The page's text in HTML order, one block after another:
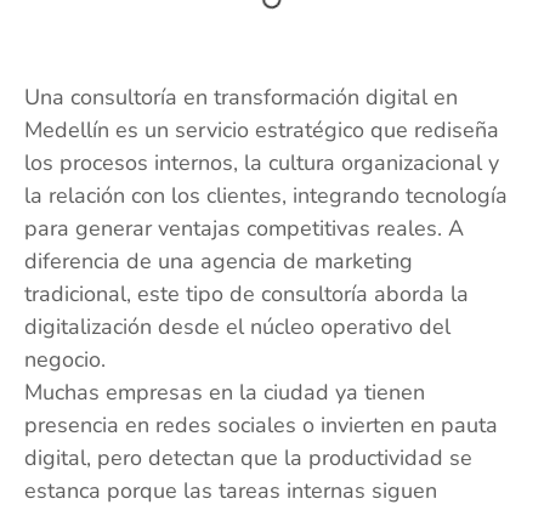
Una consultoría en transformación digital en
Medellín es un servicio estratégico que rediseña
los procesos internos, la cultura organizacional y
la relación con los clientes, integrando tecnología
para generar ventajas competitivas reales. A
diferencia de una agencia de marketing
tradicional, este tipo de consultoría aborda la
digitalización desde el núcleo operativo del
negocio.
Muchas empresas en la ciudad ya tienen
presencia en redes sociales o invierten en pauta
digital, pero detectan que la productividad se
estanca porque las tareas internas siguen